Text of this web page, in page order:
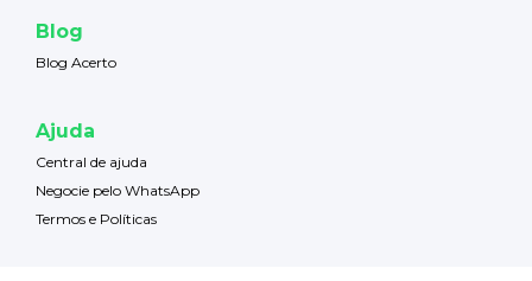
Blog
Blog Acerto
Ajuda
Central de ajuda
Negocie pelo WhatsApp
Termos e Políticas